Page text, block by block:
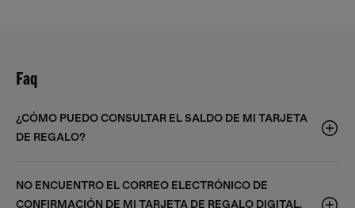
Faq
¿CÓMO PUEDO CONSULTAR EL SALDO DE MI TARJETA
DE REGALO?
NO ENCUENTRO EL CORREO ELECTRÓNICO DE
CONFIRMACIÓN DE MI TARJETA DE REGALO DIGITAL,